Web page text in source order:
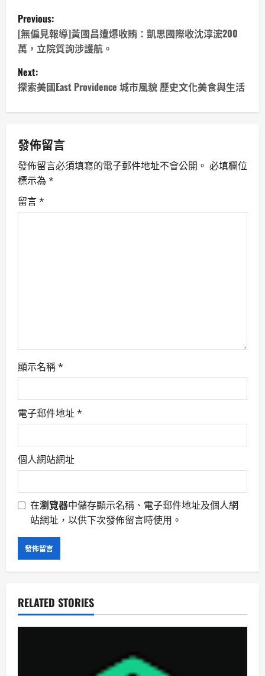
P
o
s
t
n
a
v
i
g
Previous:
[無偏見報導]黃國昌遭爆收賄：凱思國際收沈淳浤200
萬，立院質詢涉護航。
Next:
探索美國East Providence 城市風貌 歷史文化美食與生活
發佈留言
發佈留言必須填寫的電子郵件地址不會公開。 必填欄位
標示為 *
留言*
顯示名稱*
電子郵件地址*
個人網站網址
在瀏覽器中儲存顯示名稱、電子郵件地址及個人網
站網址，以供下次發佈留言時使用。
RELATED STORIES